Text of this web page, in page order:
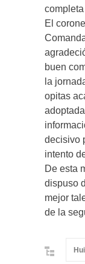
El
buen
la
opitas
decisivo
intento
De esta
dispuso
mejor
de la